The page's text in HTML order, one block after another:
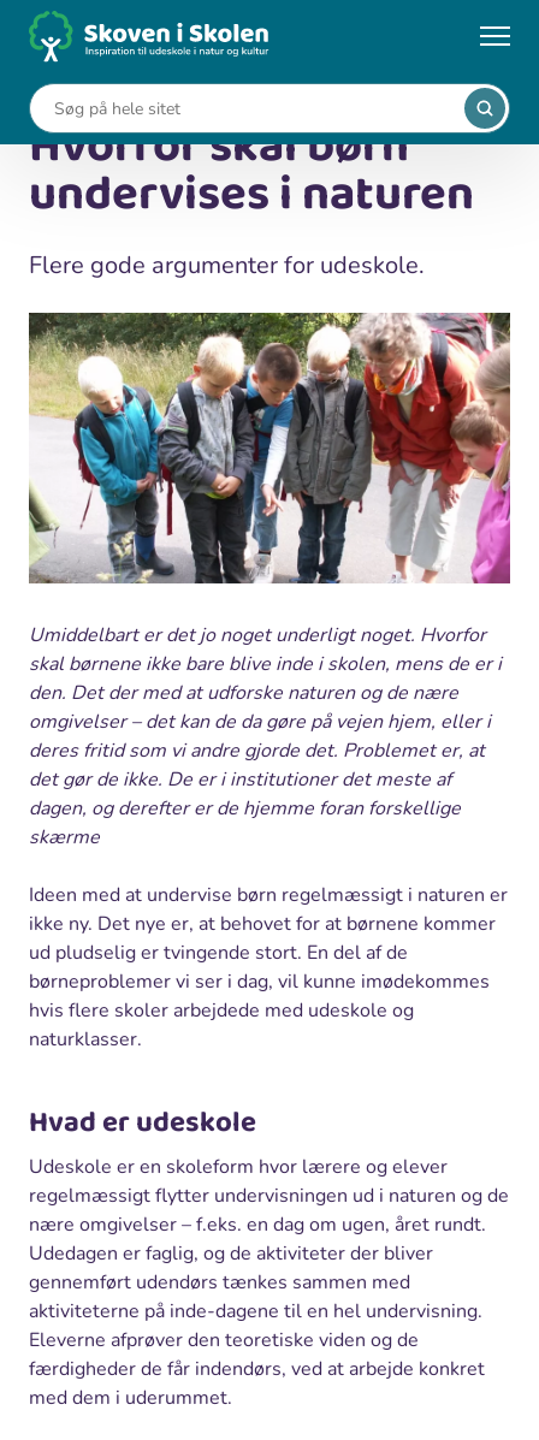
...
Viden om udeskole
Hvorfor skal børn
undervises i naturen
Flere gode argumenter for udeskole.
Umiddelbart er det jo noget underligt noget. Hvorfor
skal børnene ikke bare blive inde i skolen, mens de er i
den. Det der med at udforske naturen og de nære
omgivelser – det kan de da gøre på vejen hjem, eller i
deres fritid som vi andre gjorde det. Problemet er, at
det gør de ikke. De er i institutioner det meste af
dagen, og derefter er de hjemme foran forskellige
skærme
Ideen med at undervise børn regelmæssigt i naturen er
ikke ny. Det nye er, at behovet for at børnene kommer
ud pludselig er tvingende stort. En del af de
børneproblemer vi ser i dag, vil kunne imødekommes
hvis flere skoler arbejdede med udeskole og
naturklasser.
Hvad er udeskole
Udeskole er en skoleform hvor lærere og elever
regelmæssigt flytter undervisningen ud i naturen og de
nære omgivelser – f.eks. en dag om ugen, året rundt.
Udedagen er faglig, og de aktiviteter der bliver
gennemført udendørs tænkes sammen med
aktiviteterne på inde-dagene til en hel undervisning.
Eleverne afprøver den teoretiske viden og de
færdigheder de får indendørs, ved at arbejde konkret
med dem i uderummet.